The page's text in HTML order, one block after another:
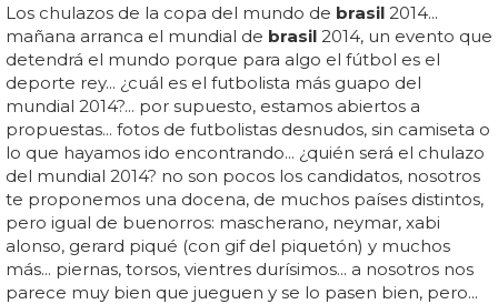
Los chulazos de la copa del mundo de brasil 2014...
mañana arranca el mundial de brasil 2014, un evento que
detendrá el mundo porque para algo el fútbol es el
deporte rey... ¿cuál es el futbolista más guapo del
mundial 2014?... por supuesto, estamos abiertos a
propuestas... fotos de futbolistas desnudos, sin camiseta o
lo que hayamos ido encontrando... ¿quién será el chulazo
del mundial 2014? no son pocos los candidatos, nosotros
te proponemos una docena, de muchos países distintos,
pero igual de buenorros: mascherano, neymar, xabi
alonso, gerard piqué (con gif del piquetón) y muchos
más... piernas, torsos, vientres durísimos... a nosotros nos
parece muy bien que jueguen y se lo pasen bien, pero...